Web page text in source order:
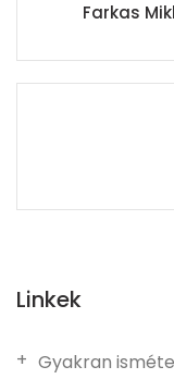
Farkas
Linkek
Gyakran